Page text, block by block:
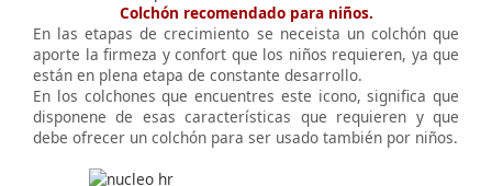
Colchón recomendado para niños.
En las etapas de crecimiento se neceista un colchón que
aporte la firmeza y confort que los niños requieren, ya que
están en plena etapa de constante desarrollo.
En los colchones que encuentres este icono, significa que
disponene de esas características que requieren y que
debe ofrecer un colchón para ser usado también por niños.